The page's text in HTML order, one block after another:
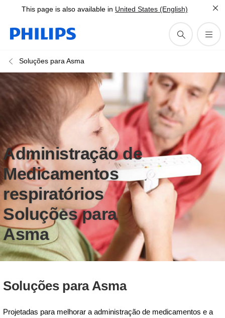
This page is also available in United States (English)
Soluções para Asma
Administração de
Medicamentos
respiratórios
Soluções para
Asma
Soluções para Asma
Projetadas para melhorar a administração de medicamentos e a